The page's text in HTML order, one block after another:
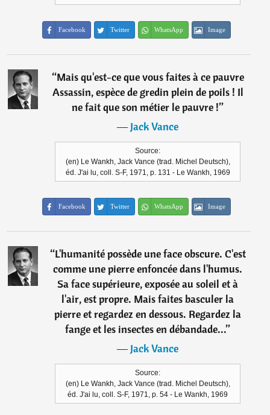
Facebook Twitter WhatsApp Image
“Mais qu'est-ce que vous faites à ce pauvre
Assassin, espèce de gredin plein de poils ! Il
ne fait que son métier le pauvre !”
―Jack Vance
Source:
(en) Le Wankh, Jack Vance (trad. Michel Deutsch),
éd. J'ai lu, coll. S-F, 1971, p. 131 - Le Wankh, 1969
Facebook Twitter WhatsApp Image
“L'humanité possède une face obscure. C'est
comme une pierre enfoncée dans l'humus.
Sa face supérieure, exposée au soleil et à
l'air, est propre. Mais faites basculer la
pierre et regardez en dessous. Regardez la
fange et les insectes en débandade...”
―Jack Vance
Source:
(en) Le Wankh, Jack Vance (trad. Michel Deutsch),
éd. J'ai lu, coll. S-F, 1971, p. 54 - Le Wankh, 1969